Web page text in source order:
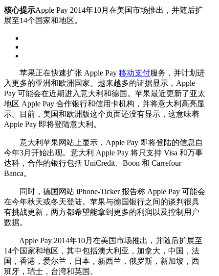
核心提示Apple Pay 2014年10月在美国市场推出，并随后扩
展至14个国家和地区。
苹果正在快速扩张 Apple Pay 移动支付服务，并计划进
入更多的亚洲和欧洲国家。越来越多的证据显示，Apple
Pay 可能会在近期进入意大利和德国。苹果最近更新了亚太
地区 Apple Pay 合作银行和信用卡机构，并将意大利高亮显
示。目前，美国和欧洲版这个页面还没有显示，这意味着
Apple Pay 即将登陆意大利。
意大利苹果网站上显示，Apple Pay 即将登陆的信息自
今年3月开始出现。意大利 Apple Pay 将只支持 Visa 和万事
达科，合作的银行包括 UniCredit、Boon 和 Carrefour
Banca。
同时，德国网站 iPhone-Ticker 报告称 Apple Pay 可能会
在今年秋天或冬天登陆。苹果与德国银行之间的谈判很具
有挑战更新，两方都希望能拿到更多的利润以及控制用户
数据。
Apple Pay 2014年10月在美国市场推出，并随后扩展至
14个国家和地区，其中包括澳大利亚，加拿大，中国，法
国，香港，爱尔兰，日本，新西兰，俄罗斯，新加坡，西
班牙，瑞士，台湾和英国。